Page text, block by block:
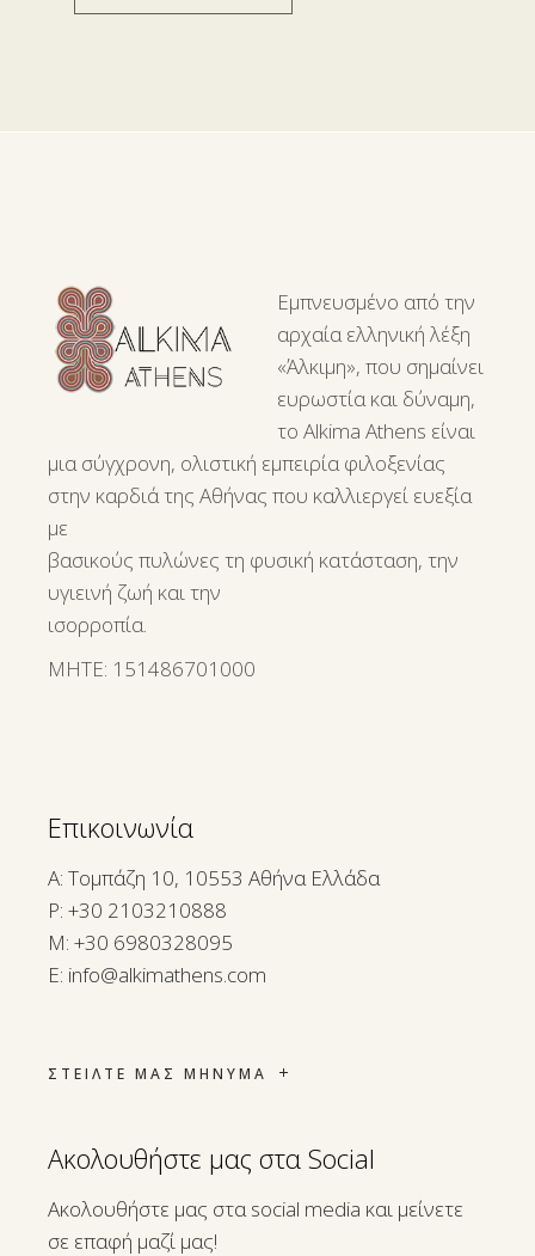
Εμπνευσμένο από την
αρχαία ελληνική λέξη
«Άλκιμη», που σημαίνει
ευρωστία και δύναμη,
το Alkima Athens είναι
μια σύγχρονη, ολιστική εμπειρία φιλοξενίας
στην καρδιά της Αθήνας που καλλιεργεί ευεξία
με
βασικούς πυλώνες τη φυσική κατάσταση, την
υγιεινή ζωή και την
ισορροπία.
ΜΗΤΕ: 151486701000
Επικοινωνία
A: Τομπάζη 10, 10553 Αθήνα Ελλάδα
P: +30 2103210888
M: +30 6980328095
E: info@alkimathens.com
ΣΤΕΙΛΤΕ ΜΑΣ ΜΗΝΥΜΑ
Ακολουθήστε μας στα Social
Ακολουθήστε μας στα social media και μείνετε
σε επαφή μαζί μας!